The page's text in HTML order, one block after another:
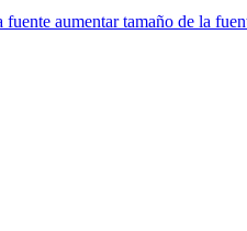
fuente aumentar tamaño de la